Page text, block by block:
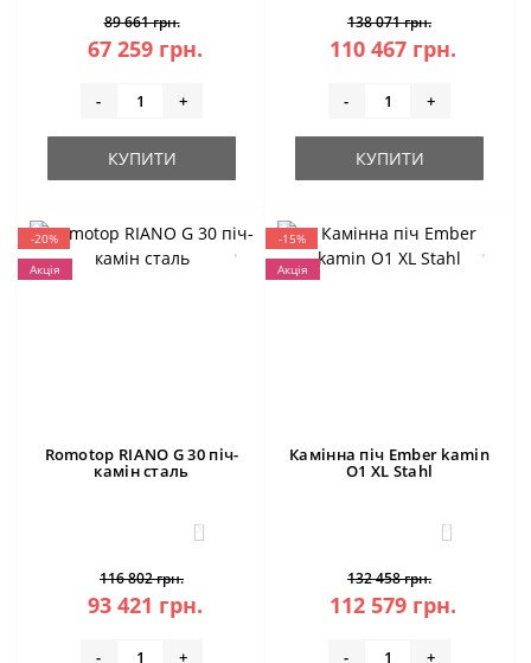
89 661 грн.
67 259 грн.
- +
КУПИТИ
138 071 грн.
110 467 грн.
- +
КУПИТИ
-20%
Акція
Romotop RIANO G 30 піч-
камін сталь
3
116 802 грн.
93 421 грн.
- +
-15%
Акція
Камінна піч Ember kamin
O1 XL Stahl
0
132 458 грн.
112 579 грн.
- +